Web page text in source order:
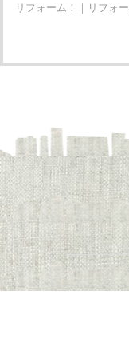
リフォーム！｜リフォ